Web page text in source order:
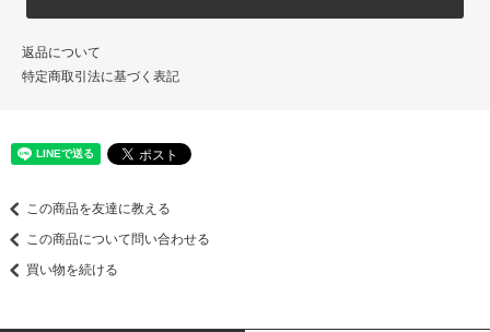
返品について
特定商取引法に基づく表記
この商品を友達に教える
この商品について問い合わせる
買い物を続ける